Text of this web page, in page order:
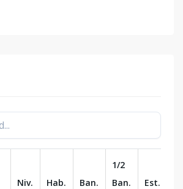
Niv. Hab. Ban.
1/2
Ban.
Est.